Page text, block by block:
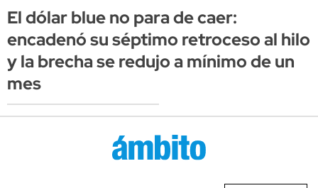
El dólar blue no para de caer:
encadenó su séptimo retroceso al hilo
y la brecha se redujo a mínimo de un
mes